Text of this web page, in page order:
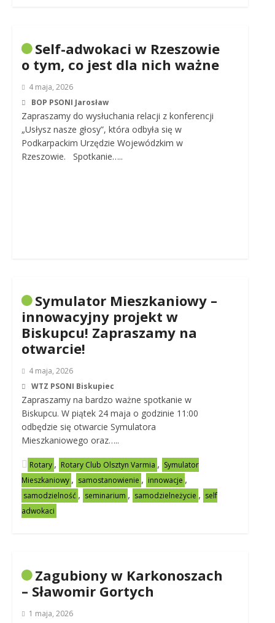
Self-adwokaci w Rzeszowie
o tym, co jest dla nich ważne
4 maja, 2026
BOP PSONI Jarosław
Zapraszamy do wysłuchania relacji z konferencji
„Usłysz nasze głosy”, która odbyła się w
Podkarpackim Urzędzie Wojewódzkim w
Rzeszowie. Spotkanie…..
Symulator Mieszkaniowy –
innowacyjny projekt w
Biskupcu! Zapraszamy na
otwarcie!
4 maja, 2026
WTZ PSONI Biskupiec
Zapraszamy na bardzo ważne spotkanie w
Biskupcu. W piątek 24 maja o godzinie 11:00
odbędzie się otwarcie Symulatora
Mieszkaniowego oraz…..
Rotary , Rotary Club Olsztyn Varmia , Symulator
Mieszkaniowy , samostanowienie , innowacje ,
samodzielność , seminarium , samodzielneżycie , self
adwokaci
Zagubiony w Karkonoszach
– Sławomir Gortych
1 maja, 2026